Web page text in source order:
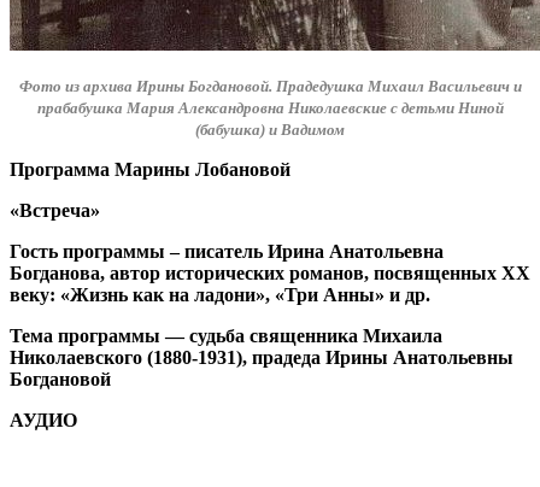
Фото из архива Ирины Богдановой. Прадедушка Михаил Васильевич и
прабабушка Мария Александровна Николаевские с детьми Ниной
(бабушка) и Вадимом
Программа Марины Лобановой
«Встреча»
Гость программы – писатель Ирина Анатольевна
Богданова, автор исторических романов, посвященных XX
веку: «Жизнь как на ладони», «Три Анны» и др.
Тема программы — судьба священника Михаила
Николаевского (1880-1931), прадеда Ирины Анатольевны
Богдановой
АУДИО